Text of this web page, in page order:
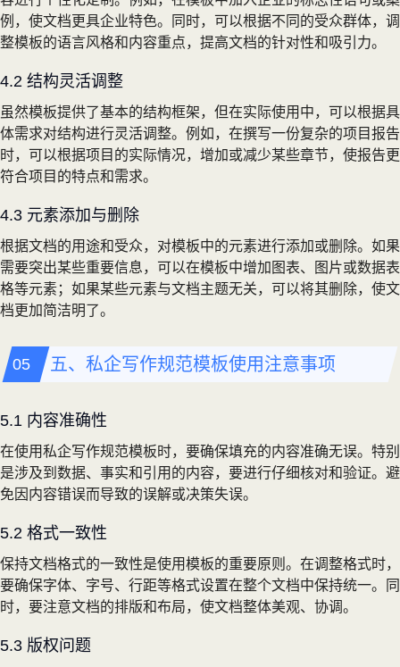
例，使文档更具企业特色。同时，可以根据不同的受众群体，调
整模板的语言风格和内容重点，提高文档的针对性和吸引力。
4.2 结构灵活调整
虽然模板提供了基本的结构框架，但在实际使用中，可以根据具
体需求对结构进行灵活调整。例如，在撰写一份复杂的项目报告
时，可以根据项目的实际情况，增加或减少某些章节，使报告更
符合项目的特点和需求。
4.3 元素添加与删除
根据文档的用途和受众，对模板中的元素进行添加或删除。如果
需要突出某些重要信息，可以在模板中增加图表、图片或数据表
格等元素；如果某些元素与文档主题无关，可以将其删除，使文
档更加简洁明了。
五、私企写作规范模板使用注意事项
5.1 内容准确性
在使用私企写作规范模板时，要确保填充的内容准确无误。特别
是涉及到数据、事实和引用的内容，要进行仔细核对和验证。避
免因内容错误而导致的误解或决策失误。
5.2 格式一致性
保持文档格式的一致性是使用模板的重要原则。在调整格式时，
要确保字体、字号、行距等格式设置在整个文档中保持统一。同
时，要注意文档的排版和布局，使文档整体美观、协调。
5.3 版权问题